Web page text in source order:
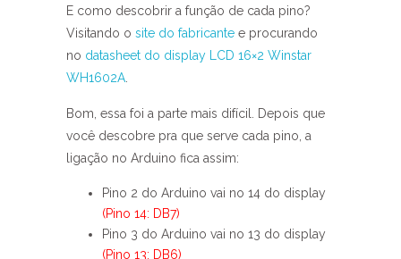
E como descobrir a função de cada pino?
Visitando o site do fabricante e procurando
no datasheet do display LCD 16×2 Winstar
WH1602A.
Bom, essa foi a parte mais difícil. Depois que
você descobre pra que serve cada pino, a
ligação no Arduino fica assim:
Pino 2 do Arduino vai no 14 do display
(Pino 14: DB7)
Pino 3 do Arduino vai no 13 do display
(Pino 13: DB6)